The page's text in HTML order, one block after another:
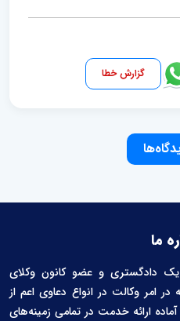
گزارش خطا
ما
دادگستری و عضو کانون وکلای
امر وکالت در انواع دعاوی اعم از
ارائه خدمت در تمامی زمینه‌های